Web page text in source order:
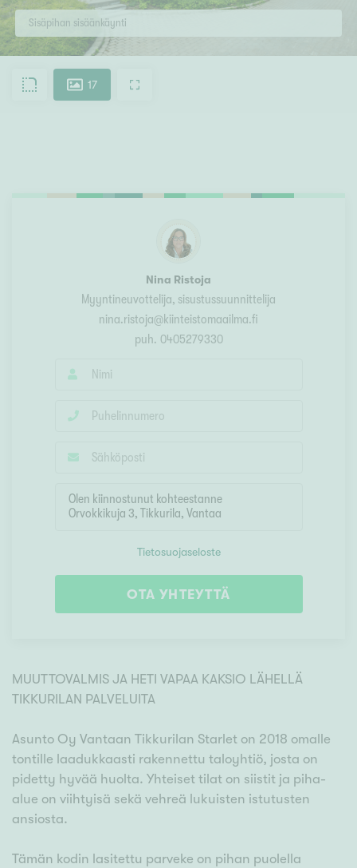
Sisäpihan sisäänkäynti
17
Nina Ristoja
Myyntineuvottelija, sisustussuunnittelija
nina.ristoja@kiinteistomaailma.fi
puh. 0405279330
Tietosuojaseloste
OTA YHTEYTTÄ
MUUTTOVALMIS JA HETI VAPAA KAKSIO LÄHELLÄ
TIKKURILAN PALVELUITA
Asunto Oy Vantaan Tikkurilan Starlet on 2018 omalle
tontille laadukkaasti rakennettu taloyhtiö, josta on
pidetty hyvää huolta. Yhteiset tilat on siistit ja piha-
alue on viihtyisä sekä vehreä lukuisten istutusten
ansiosta.
Tämän kodin lasitettu parveke on pihan puolella